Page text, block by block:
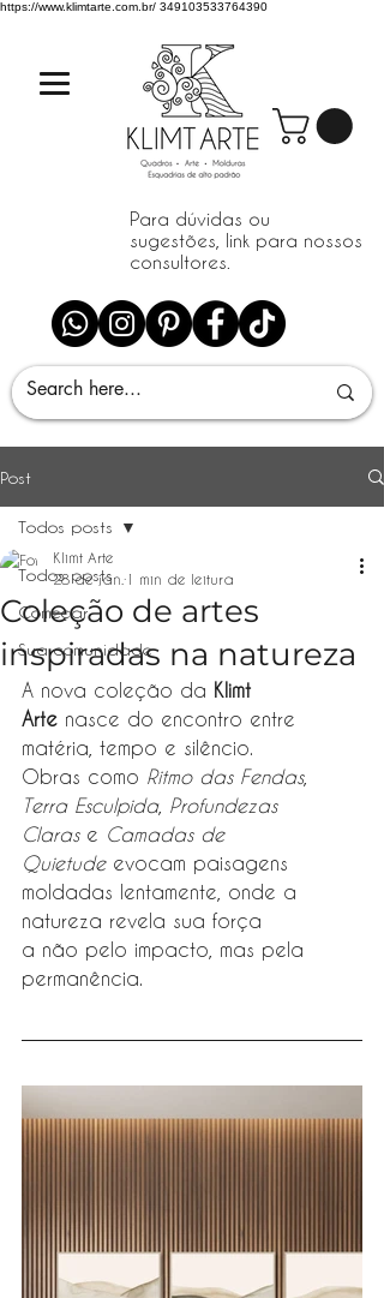
https://www.klimtarte.com.br/ 349103533764390
Para dúvidas ou
sugestões, link para nossos
consultores.
Post
Todos posts
Começar
Sua comunidade
Todos posts
Coleção de artes
inspiradas na natureza
Klimt Arte
28 de jan. 1 min de leitura
A nova coleção da Klimt
Arte nasce do encontro entre
matéria, tempo e silêncio.
Obras como Ritmo das Fendas,
Terra Esculpida, Profundezas
Claras e Camadas de
Quietude evocam paisagens
moldadas lentamente, onde a
natureza revela sua força
a não pelo impacto, mas pela
permanência.